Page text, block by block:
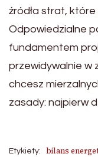
źródła strat,
Odpowiedzialne
fundamentem
przewidywalnie w
chcesz
zasady: najpierw
Etykiety:
bilans